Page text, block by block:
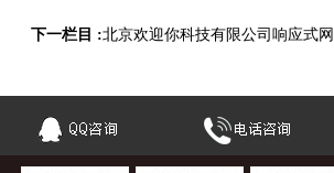
下一栏目 :北京欢迎你科技有限公司响应式